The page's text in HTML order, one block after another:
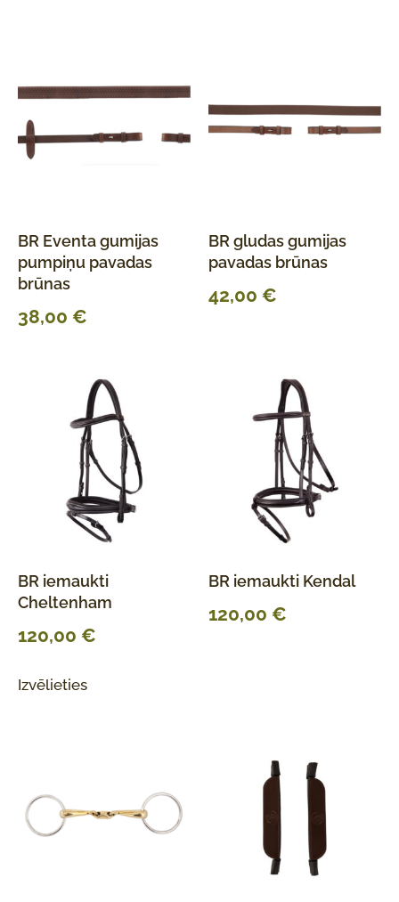
BR Eventa gumijas
pumpiņu pavadas
brūnas
38,00 €
BR gludas gumijas
pavadas brūnas
42,00 €
BR iemaukti
Cheltenham
120,00 €
Izvēlieties
BR iemaukti Kendal
120,00 €